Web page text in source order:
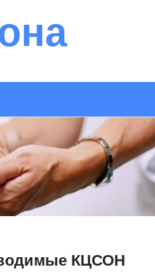
КЦСОН